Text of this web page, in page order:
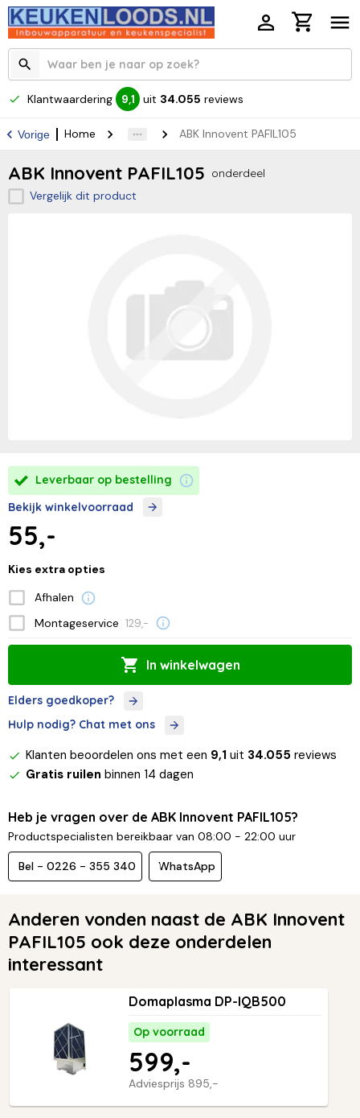
Klantwaardering 9,1 uit 34.055 reviews
Vorige Home ABK Innovent PAFIL105
ABK Innovent PAFIL105 onderdeel
Vergelijk dit product
Leverbaar op bestelling
Bekijk winkelvoorraad
55,-
Kies extra opties
Afhalen
Montageservice 129,-
In winkelwagen
Elders goedkoper?
Hulp nodig? Chat met ons
Klanten beoordelen ons met een 9,1 uit 34.055 reviews
Gratis ruilen binnen 14 dagen
Heb je vragen over de ABK Innovent PAFIL105?
Productspecialisten bereikbaar van 08:00 - 22:00 uur
Bel - 0226 - 355 340 WhatsApp
Anderen vonden naast de ABK Innovent
PAFIL105 ook deze onderdelen
interessant
Domaplasma DP-IQB500
Op voorraad
Adviesprijs 895,-
599,-